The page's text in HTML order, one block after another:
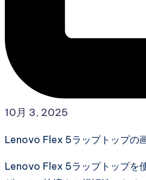
10月 3, 2025
Lenovo Flex 5ラップトップの
Lenovo Flex 5ラップトップを